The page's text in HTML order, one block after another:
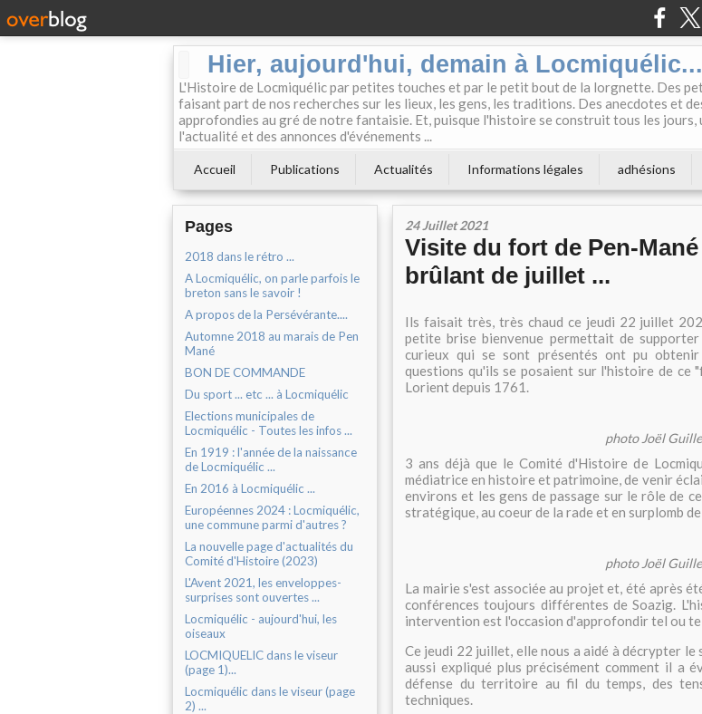
Hier, aujourd'hui, demain à Locmiquélic...
L'Histoire de Locmiquélic par petites touches et par le petit bout de la lorgnette. Des
faisant part de nos recherches sur les lieux, les gens, les traditions. Des anecdotes et
approfondies au gré de notre fantaisie. Et, puisque l'histoire se construit tous les jours,
l'actualité et des annonces d'événements ...
Accueil Publications Actualités Informations légales adhésions
Pages
2018 dans le rétro ...
A Locmiquélic, on parle parfois le
breton sans le savoir !
A propos de la Persévérante....
Automne 2018 au marais de Pen
Mané
BON DE COMMANDE
Du sport ... etc ... à Locmiquélic
Elections municipales de
Locmiquélic - Toutes les infos ...
En 1919 : l'année de la naissance
de Locmiquélic ...
En 2016 à Locmiquélic ...
Européennes 2024 : Locmiquélic,
une commune parmi d'autres ?
La nouvelle page d'actualités du
Comité d'Histoire (2023)
L'Avent 2021, les enveloppes-
surprises sont ouvertes ...
Locmiquélic - aujourd'hui, les
oiseaux
LOCMIQUELIC dans le viseur
(page 1)...
Locmiquélic dans le viseur (page
2) ...
24 Juillet 2021
Visite du fort de Pen-
brûlant de juillet ...
Ils faisait très, très chaud ce jeudi 22 juillet
petite brise bienvenue permettait de
curieux qui se sont présentés ont pu
questions qu'ils se posaient sur l'histoire de
Lorient depuis 1761.
photo Joël
3 ans déjà que le Comité d'Histoire de
médiatrice en histoire et patrimoine, de venir
environs et les gens de passage sur le rôle de
stratégique, au coeur de la rade et en surplomb
photo Joël
La mairie s'est associée au projet et, été après
conférences toujours différentes de Soazig.
intervention est l'occasion d'approfondir tel ou
Ce jeudi 22 juillet, elle nous a aidé à décrypter
aussi expliqué plus précisément comment il a
défense du territoire au fil du temps, des
techniques.